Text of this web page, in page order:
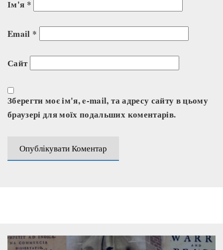
Ім'я *
Email *
Сайт
Зберегти моє ім'я, e-mail, та адресу сайту в цьому
браузері для моїх подальших коментарів.